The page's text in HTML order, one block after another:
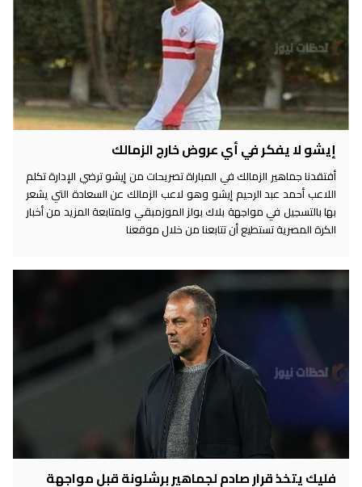
إيشو لا يفكر في أي عروض خارج الزمالك
أفتقدنا جماهير الزمالك في المباراة تصريحات من إيشو ترضي الإدارة تكلم
اللاعب أحمد عبد الرحيم إيشو وهو لاعب الزمالك عن السعادة التي يشعر
بها بالتسجيل في مواجهة بلاك بولز الموزمبقي ولمتابعة المزيد من أخبار
الكرة المصرية تستطيع أن تتابعنا من خلال موقعنا
فليك يتخذ قرار صادم لجماهير برشلونة قبل مواجهة